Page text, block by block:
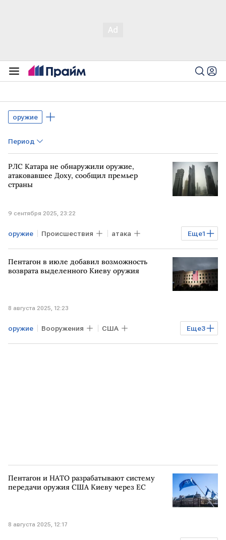
оружие
Период
РЛС Катара не обнаружили оружие,
атаковавшее Доху, сообщил премьер
страны
9 сентября 2025, 23:22
Еще1
оружие Происшествия атака
Биньямин Нетаньяху
Пентагон в июле добавил возможность
возврата выделенного Киеву оружия
8 августа 2025, 12:23
Еще3
оружие Вооружения США
Пентагон УКРАИНА Киев
Пентагон и НАТО разрабатывают систему
передачи оружия США Киеву через ЕС
8 августа 2025, 12:17